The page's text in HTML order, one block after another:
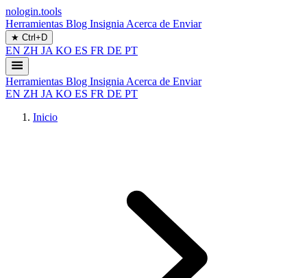
nologin.tools
Herramientas Blog Insignia Acerca de Enviar
★ Ctrl+D
EN ZH JA KO ES FR DE PT
Herramientas Blog Insignia Acerca de Enviar
EN ZH JA KO ES FR DE PT
Inicio